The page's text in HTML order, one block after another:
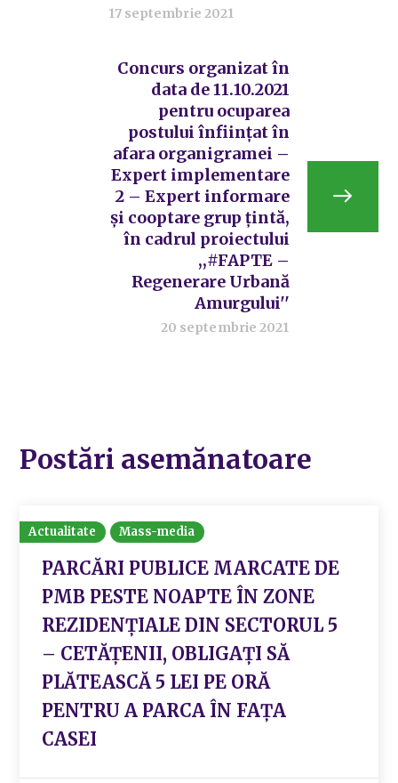
17 septembrie 2021
Concurs organizat în
data de 11.10.2021
pentru ocuparea
postului înfiinţat în
afara organigramei –
Expert implementare
2 – Expert informare
și cooptare grup țintă,
în cadrul proiectului
,,#FAPTE –
Regenerare Urbană
Amurgului''
20 septembrie 2021
Postări asemănatoare
Actualitate Mass-media
PARCĂRI PUBLICE MARCATE DE
PMB PESTE NOAPTE ÎN ZONE
REZIDENȚIALE DIN SECTORUL 5
– CETĂȚENII, OBLIGAȚI SĂ
PLĂTEASCĂ 5 LEI PE ORĂ
PENTRU A PARCA ÎN FAȚA
CASEI